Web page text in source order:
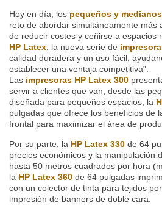
Hoy en día, los pequeños y
reto de abordar simultáneamente más
de reducir costes y ceñirse a
HP Latex, la nueva serie de
calidad duradera y un uso fácil,
establecer una ventaja competitiva”.
Las impresoras HP Latex 300
servir a clientes que van, desde las
diseñada para pequeños espacios, la
pulgadas que ofrece los beneficios de
frontal para maximizar el área de
Por su parte, la HP Latex 330 de 64
precios económicos y la manipulación
hasta 50 metros cuadrados por hora
la HP Latex 360 de 64 pulgadas
con un colector de tinta para tejidos
impresión de banners de doble cara.